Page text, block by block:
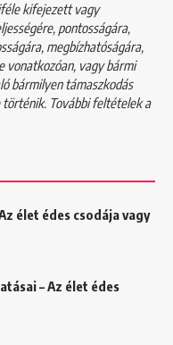
kifejezett vagy
pontosságára,
megbízhatóságára,
vonatkozóan, vagy bármi
bármilyen támaszkodás
történik. További feltételek a
élet édes csodája vagy
– Az élet édes